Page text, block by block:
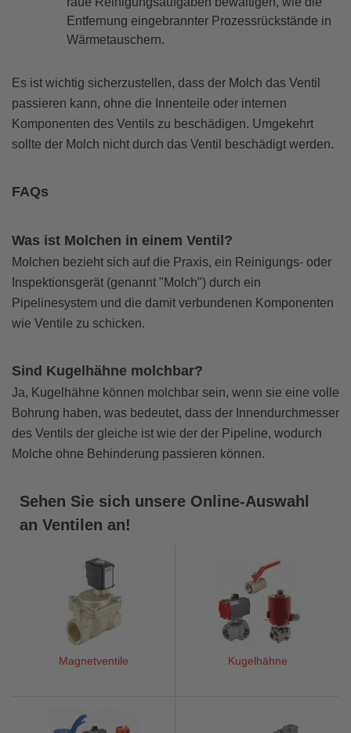
Entfernung eingebrannter Prozessrückstände in
Wärmetauschern.
Es ist wichtig sicherzustellen, dass der Molch das Ventil
passieren kann, ohne die Innenteile oder internen
Komponenten des Ventils zu beschädigen. Umgekehrt
sollte der Molch nicht durch das Ventil beschädigt werden.
FAQs
Was ist Molchen in einem Ventil?
Molchen bezieht sich auf die Praxis, ein Reinigungs- oder
Inspektionsgerät (genannt "Molch") durch ein
Pipelinesystem und die damit verbundenen Komponenten
wie Ventile zu schicken.
Sind Kugelhähne molchbar?
Ja, Kugelhähne können molchbar sein, wenn sie eine volle
Bohrung haben, was bedeutet, dass der Innendurchmesser
des Ventils der gleiche ist wie der der Pipeline, wodurch
Molche ohne Behinderung passieren können.
Sehen Sie sich unsere Online-Auswahl
an Ventilen an!
Magnetventile Kugelhähne